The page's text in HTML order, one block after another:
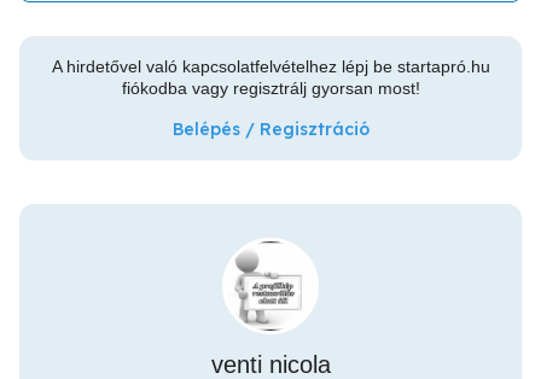
A hirdetővel való kapcsolatfelvételhez lépj be startapró.hu
fiókodba vagy regisztrálj gyorsan most!
Belépés / Regisztráció
venti nicola